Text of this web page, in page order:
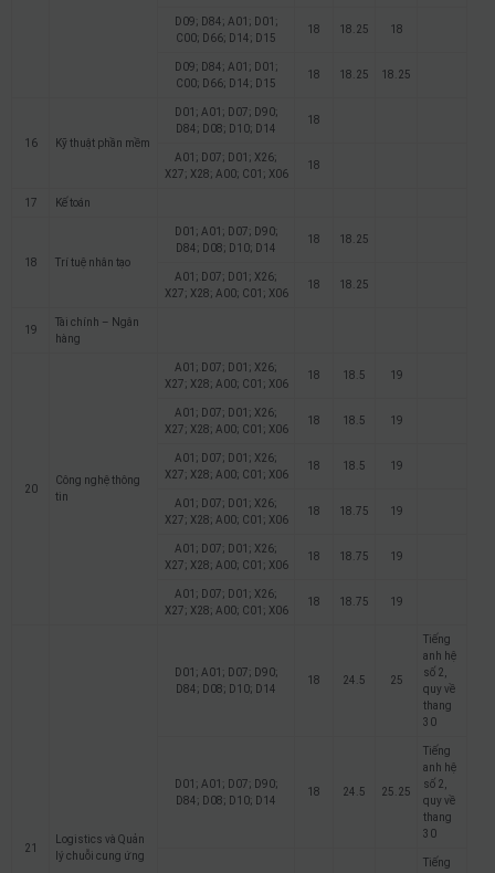
D09; D84; A01; D01;
C00; D66; D14; D15
18 18.25 18
D09; D84; A01; D01;
C00; D66; D14; D15
18 18.25 18.25
16 Kỹ thuật phần mềm
D01; A01; D07; D90;
D84; D08; D10; D14
18
A01; D07; D01; X26;
X27; X28; A00; C01; X06
18
17 Kế toán
18 Trí tuệ nhân tạo
D01; A01; D07; D90;
D84; D08; D10; D14
18 18.25
A01; D07; D01; X26;
X27; X28; A00; C01; X06
18 18.25
19
Tài chính – Ngân
hàng
20
Công nghệ thông
tin
A01; D07; D01; X26;
X27; X28; A00; C01; X06
18 18.5 19
A01; D07; D01; X26;
X27; X28; A00; C01; X06
18 18.5 19
A01; D07; D01; X26;
X27; X28; A00; C01; X06
18 18.5 19
A01; D07; D01; X26;
X27; X28; A00; C01; X06
18 18.75 19
A01; D07; D01; X26;
X27; X28; A00; C01; X06
18 18.75 19
A01; D07; D01; X26;
X27; X28; A00; C01; X06
18 18.75 19
21
Logistics và Quản
lý chuỗi cung ứng
D01; A01; D07; D90;
D84; D08; D10; D14
18 24.5 25
Tiếng
anh hệ
số 2,
quy về
thang
30
D01; A01; D07; D90;
D84; D08; D10; D14
18 24.5 25.25
Tiếng
anh hệ
số 2,
quy về
thang
30
Tiếng